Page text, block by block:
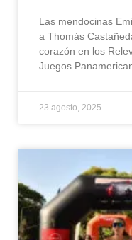
Las mendocinas
a Thomás
corazón en los
Juegos
23 agosto, 2025